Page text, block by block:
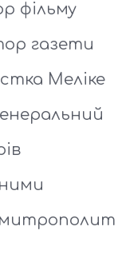
фільму
газети
Меліке
митрополит